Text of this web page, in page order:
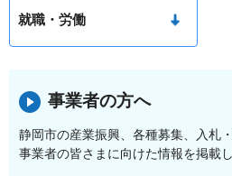
就職・労働
事業者の方へ
静岡市の産業振興、各種募集、入札・
事業者の皆さまに向けた情報を掲載し